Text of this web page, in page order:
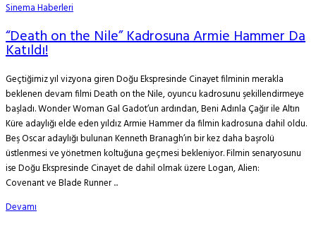
Sinema Haberleri
“Death on the Nile” Kadrosuna Armie Hammer Da
Katıldı!
Geçtiğimiz yıl vizyona giren Doğu Ekspresinde Cinayet filminin merakla
beklenen devam filmi Death on the Nile, oyuncu kadrosunu şekillendirmeye
başladı. Wonder Woman Gal Gadot’un ardından, Beni Adınla Çağır ile Altın
Küre adaylığı elde eden yıldız Armie Hammer da filmin kadrosuna dahil oldu.
Beş Oscar adaylığı bulunan Kenneth Branagh’ın bir kez daha başrolü
üstlenmesi ve yönetmen koltuğuna geçmesi bekleniyor. Filmin senaryosunu
ise Doğu Ekspresinde Cinayet de dahil olmak üzere Logan, Alien:
Covenant ve Blade Runner ...
Devamı